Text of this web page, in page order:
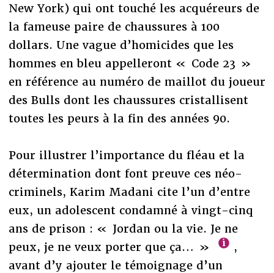
New York) qui ont touché les acquéreurs de
la fameuse paire de chaussures à 100
dollars. Une vague d’homicides que les
hommes en bleu appelleront « Code 23 »
en référence au numéro de maillot du joueur
des Bulls dont les chaussures cristallisent
toutes les peurs à la fin des années 90.
Pour illustrer l’importance du fléau et la
détermination dont font preuve ces néo-
criminels, Karim Madani cite l’un d’entre
eux, un adolescent condamné à vingt-cinq
ans de prison : « Jordan ou la vie. Je ne
peux, je ne veux porter que ça… »
,
avant d’y ajouter le témoignage d’un